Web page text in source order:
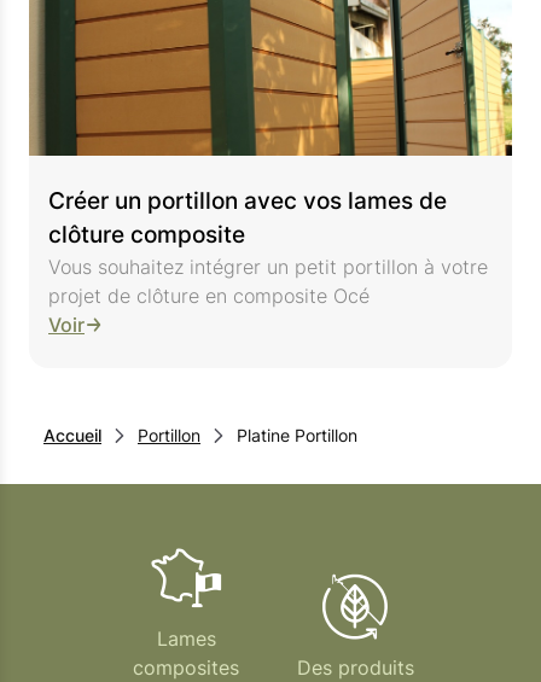
Créer un portillon avec vos lames de
clôture composite
Vous souhaitez intégrer un petit portillon à votre
projet de clôture en composite Océ
Voir
Accueil Portillon Platine Portillon
Lames
composites
Des produits